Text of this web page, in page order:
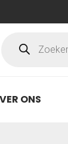
zoeken
ONS